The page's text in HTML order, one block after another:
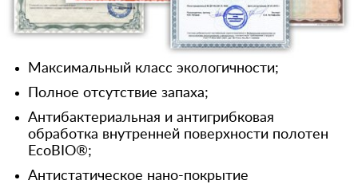
Максимальный класс экологичности;
Полное отсутствие запаха;
Антибактериальная и антигрибковая
обработка внутренней поверхности полотен
EcoBIO®;
Антистатическое нано-покрытие